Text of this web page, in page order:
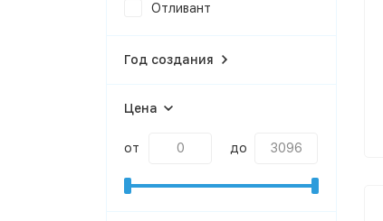
Отливант
Год создания
Цена
от до